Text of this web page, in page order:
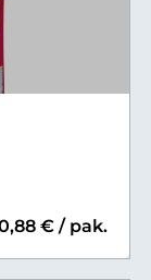
€ / pak.